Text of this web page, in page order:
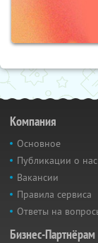
Компания
Основное
Публикации о нас
Вакансии
Правила сервиса
Ответы на
Бизнес-Партнёрам